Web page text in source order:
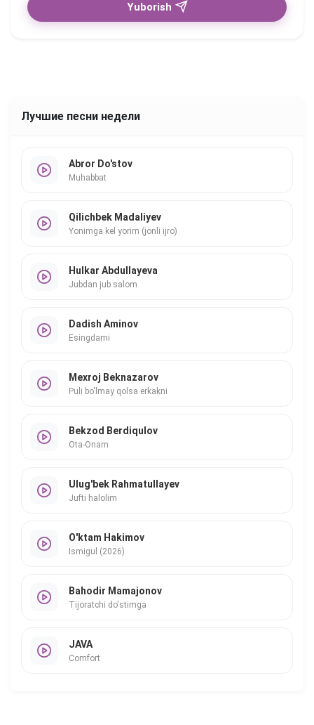
Yuborish
Лучшие песни недели
Abror Do'stov
Muhabbat
Qilichbek Madaliyev
Yonimga kel yorim (jonli ijro)
Hulkar Abdullayeva
Jubdan jub salom
Dadish Aminov
Esingdami
Mexroj Beknazarov
Puli bo'lmay qolsa erkakni
Bekzod Berdiqulov
Ota-Onam
Ulug'bek Rahmatullayev
Jufti halolim
O'ktam Hakimov
Ismigul (2026)
Bahodir Mamajonov
Tijoratchi do'stimga
JAVA
Comfort